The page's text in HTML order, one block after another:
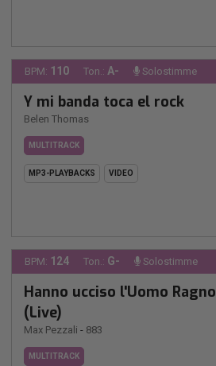
BPM: 110 Ton.: A- Solostimme
Y mi banda toca el rock
Belen Thomas
MULTITRACK
MP3-PLAYBACKS VIDEO
BPM: 124 Ton.: G- Solostimme
Hanno ucciso l'Uomo Ragno
(Live)
Max Pezzali - 883
MULTITRACK